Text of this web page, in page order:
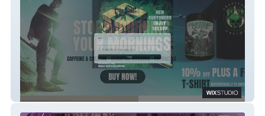
Graveyard Greens